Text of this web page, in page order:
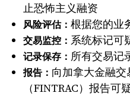
止恐怖主义融资
风险评估： 根据您的业
交易监控： 系统标记可
记录保存： 所有交易记
报告： 向加拿大金融
（FINTRAC）报告可